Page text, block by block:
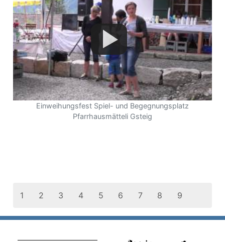
Einweihungsfest Spiel- und Begegnungsplatz
Pfarrhausmätteli Gsteig
1 2 3 4 5 6 7 8 9
10 11 12 13 14 15 16 17